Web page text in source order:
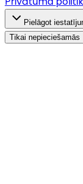
Pielāgot
Tikai nepieciešamās